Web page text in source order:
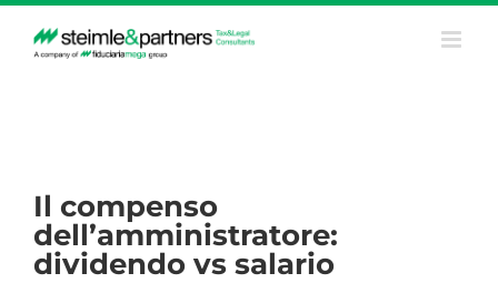
Salta
contenuto
Il compenso
dell’amministratore:
dividendo vs salario